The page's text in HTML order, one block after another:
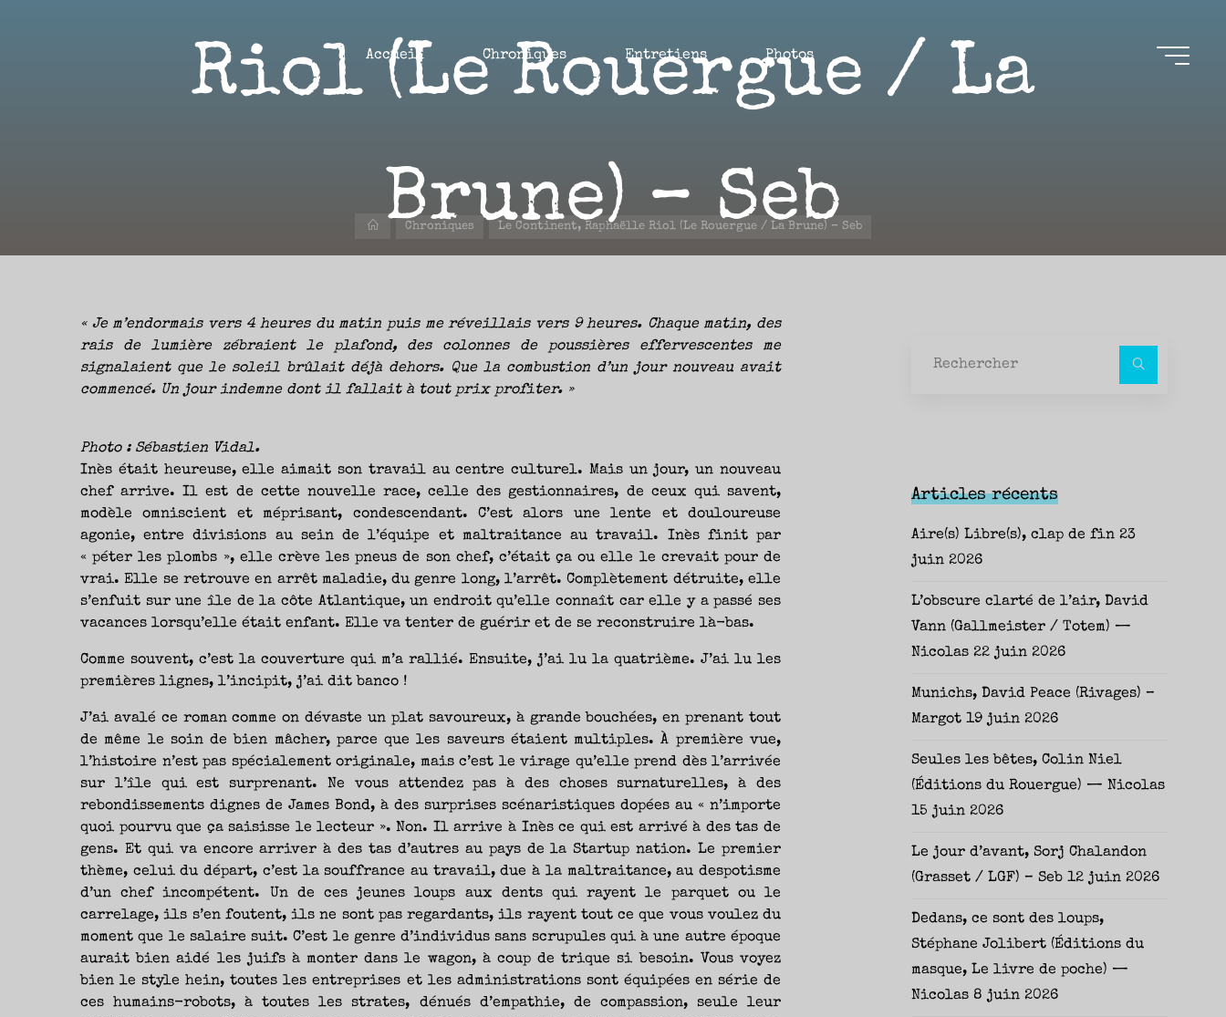
Aire(s)
OUVERTS
L’ACTUALITÉ
LITTÉRAIRE
COURIR
PERMANENCE
CHEMINS
PARLER
LIVRES,
D’AUTRES
HORIZONS.
REMETTRE
ADVIENT.
LIBRE(S),
COMMENCE
Accueil Chroniques Entretiens Photos
Riol (Le Rouergue / La
Brune) – Seb
AccueilChroniques Le Continent, Raphaëlle Riol (Le Rouergue / La Brune) – Seb
« Je m’endormais vers 4 heures du matin puis me réveillais vers 9 heures. Chaque matin, des
rais de lumière zébraient le plafond, des colonnes de poussières effervescentes me
signalaient que le soleil brûlait déjà dehors. Que la combustion d’un jour nouveau avait
commencé. Un jour indemne dont il fallait à tout prix profiter. »
Photo : Sébastien Vidal.
Inès était heureuse, elle aimait son travail au centre culturel. Mais un jour, un nouveau
chef arrive. Il est de cette nouvelle race, celle des gestionnaires, de ceux qui savent,
modèle omniscient et méprisant, condescendant. C’est alors une lente et douloureuse
agonie, entre divisions au sein de l’équipe et maltraitance au travail. Inès finit par
« péter les plombs », elle crève les pneus de son chef, c’était ça ou elle le crevait pour de
vrai. Elle se retrouve en arrêt maladie, du genre long, l’arrêt. Complètement détruite, elle
s’enfuit sur une île de la côte Atlantique, un endroit qu’elle connaît car elle y a passé ses
vacances lorsqu’elle était enfant. Elle va tenter de guérir et de se reconstruire là-bas.
Comme souvent, c’est la couverture qui m’a rallié. Ensuite, j’ai lu la quatrième. J’ai lu les
premières lignes, l’incipit, j’ai dit banco !
J’ai avalé ce roman comme on dévaste un plat savoureux, à grande bouchées, en prenant tout
de même le soin de bien mâcher, parce que les saveurs étaient multiples. À première vue,
l’histoire n’est pas spécialement originale, mais c’est le virage qu’elle prend dès l’arrivée
sur l’île qui est surprenant. Ne vous attendez pas à des choses surnaturelles, à des
rebondissements dignes de James Bond, à des surprises scénaristiques dopées au « n’importe
quoi pourvu que ça saisisse le lecteur ». Non. Il arrive à Inès ce qui est arrivé à des tas de
gens. Et qui va encore arriver à des tas d’autres au pays de la Startup nation. Le premier
thème, celui du départ, c’est la souffrance au travail, due à la maltraitance, au despotisme
d’un chef incompétent. Un de ces jeunes loups aux dents qui rayent le parquet ou le
carrelage, ils s’en foutent, ils ne sont pas regardants, ils rayent tout ce que vous voulez du
moment que le salaire suit. C’est le genre d’individus sans scrupules qui à une autre époque
aurait bien aidé les juifs à monter dans le wagon, à coup de trique si besoin. Vous voyez
bien le style hein, toutes les entreprises et les administrations sont équipées en série de
ces humains-robots, à toutes les strates, dénués d’empathie, de compassion, seule leur
Articles récents
Aire(s) Libre(s), clap de fin 23
juin 2026
L’obscure clarté de l’air, David
Vann (Gallmeister / Totem) —
Nicolas 22 juin 2026
Munichs, David Peace (Rivages) –
Margot 19 juin 2026
Seules les bêtes, Colin Niel
(Éditions du Rouergue) — Nicolas
15 juin 2026
Le jour d’avant, Sorj Chalandon
(Grasset / LGF) – Seb 12 juin 2026
Dedans, ce sont des loups,
Stéphane Jolibert (Éditions du
masque, Le livre de poche) —
Nicolas 8 juin 2026